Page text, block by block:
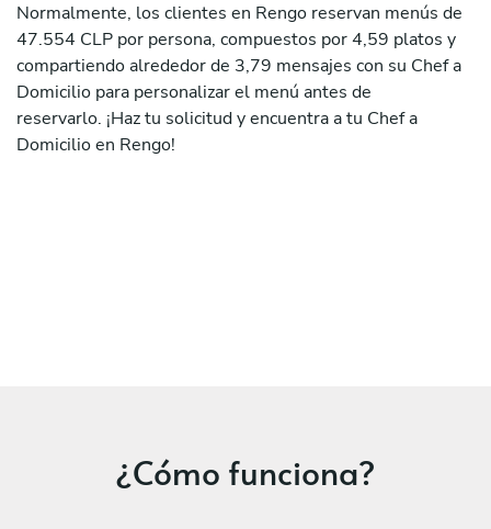
Normalmente, los clientes en Rengo reservan menús de
47.554 CLP por persona, compuestos por 4,59 platos y
compartiendo alrededor de 3,79 mensajes con su Chef a
Domicilio para personalizar el menú antes de
reservarlo. ¡Haz tu solicitud y encuentra a tu Chef a
Domicilio en Rengo!
¿Cómo funciona?